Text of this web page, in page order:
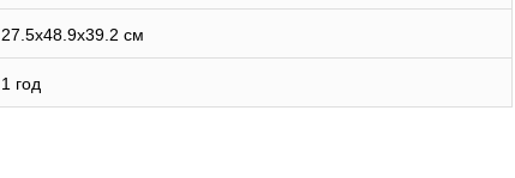
27.5x48.9x39.2 см
1 год